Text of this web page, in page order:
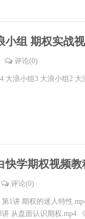
小组 期权实战
评论(0)
大浪小组3 大浪小组2 大
快学期权视频教
评论(0)
1讲 期权的迷人特性
从盘面认识期权.mp4